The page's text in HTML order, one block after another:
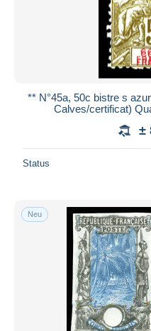
** N°45a, 50c bistre s
Calves/certificat)
±
Status
Neu